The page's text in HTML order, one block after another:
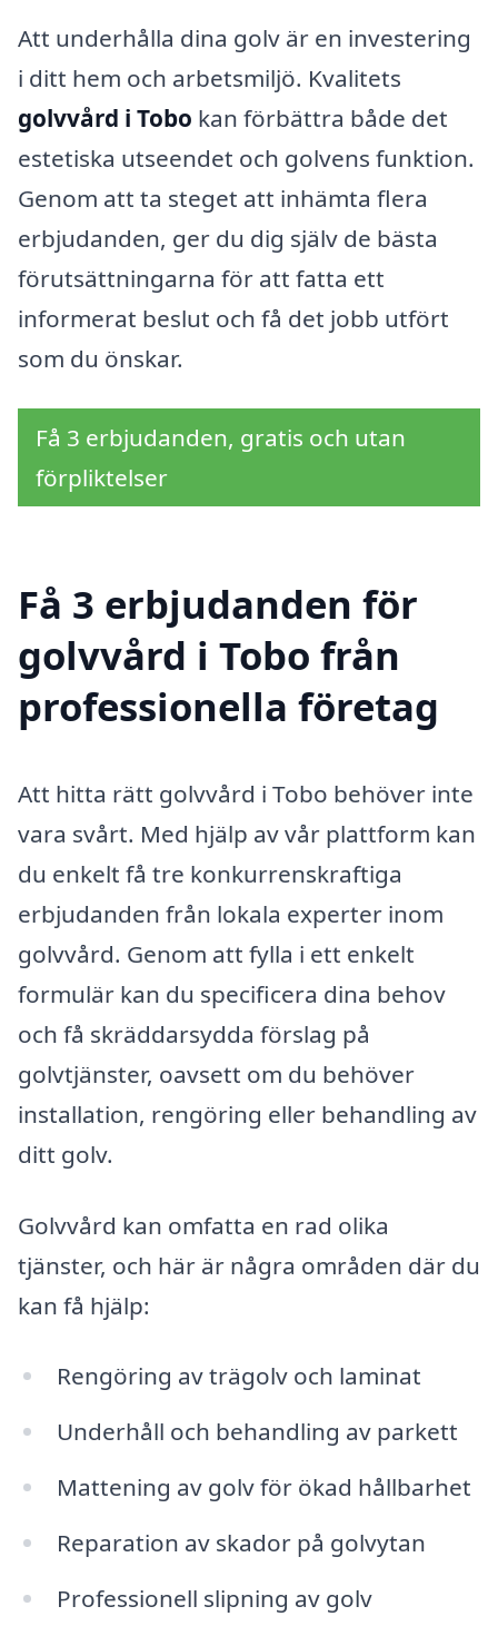
Att underhålla dina golv är en investering
i ditt hem och arbetsmiljö. Kvalitets
golvvård i Tobo kan förbättra både det
estetiska utseendet och golvens funktion.
Genom att ta steget att inhämta flera
erbjudanden, ger du dig själv de bästa
förutsättningarna för att fatta ett
informerat beslut och få det jobb utfört
som du önskar.
Få 3 erbjudanden, gratis och utan
förpliktelser
Få 3 erbjudanden för
golvvård i Tobo från
professionella företag
Att hitta rätt golvvård i Tobo behöver inte
vara svårt. Med hjälp av vår plattform kan
du enkelt få tre konkurrenskraftiga
erbjudanden från lokala experter inom
golvvård. Genom att fylla i ett enkelt
formulär kan du specificera dina behov
och få skräddarsydda förslag på
golvtjänster, oavsett om du behöver
installation, rengöring eller behandling av
ditt golv.
Golvvård kan omfatta en rad olika
tjänster, och här är några områden där du
kan få hjälp:
Rengöring av trägolv och laminat
Underhåll och behandling av parkett
Mattening av golv för ökad hållbarhet
Reparation av skador på golvytan
Professionell slipning av golv